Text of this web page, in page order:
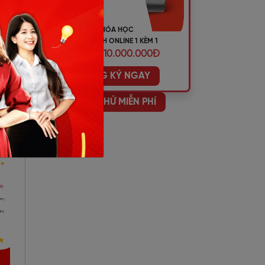
KHÓA HỌC
TIẾNG ANH ONLINE 1 KÈM 1
ƯU ĐÃI 10.000.000Đ
ĐĂNG KÝ NGAY
HỌC THỬ MIỄN PHÍ